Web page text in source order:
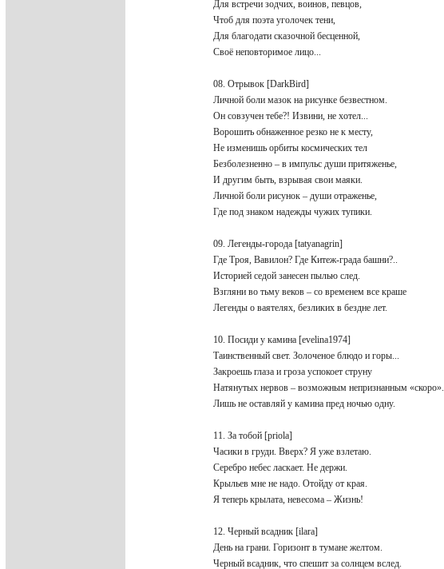
Для встречи зодчих, воинов, певцов,
Чтоб для поэта уголочек тени,
Для благодати сказочной бесценной,
Своё неповторимое лицо...
08. Отрывок [DarkBird]
Личной боли мазок на рисунке безвестном.
Он совзучен тебе?! Извини, не хотел...
Ворошить обнаженное резко не к месту,
Не изменишь орбиты космических тел
Безболезненно – в импульс души притяженье,
И другим быть, взрывая свои маяки.
Личной боли рисунок – души отраженье,
Где под знаком надежды чужих тупики.
09. Легенды-города [tatyanagrin]
Где Троя, Вавилон? Где Китеж-града башни?..
Историей седой занесен пылью след.
Взгляни во тьму веков – со временем все краше
Легенды о ваятелях, безликих в бездне лет.
10. Посиди у камина [evelina1974]
Таинственный свет. Золоченое блюдо и горы...
Закроешь глаза и гроза успокоет струну
Натянутых нервов – возможным непризнанным «скоро».
Лишь не оставляй у камина пред ночью одну.
11. За тобой [priola]
Часики в груди. Вверх? Я уже взлетаю.
Серебро небес ласкает. Не держи.
Крыльев мне не надо. Отойду от края.
Я теперь крылата, невесома – Жизнь!
12. Черный всадник [ilara]
День на грани. Горизонт в тумане желтом.
Черный всадник, что спешит за солнцем вслед.